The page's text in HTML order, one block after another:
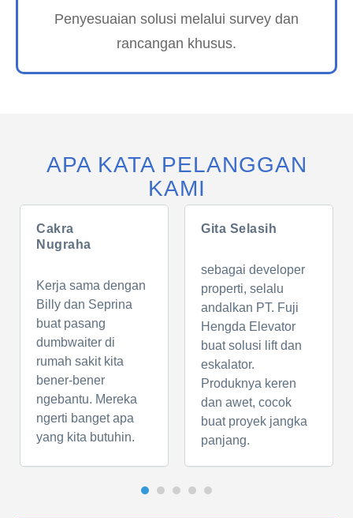
Penyesuaian solusi melalui survey dan
rancangan khusus.
APA KATA PELANGGAN
KAMI
Cakra
Nugraha
Kerja sama dengan
Billy dan Seprina
buat pasang
dumbwaiter di
rumah sakit kita
bener-bener
ngebantu. Mereka
ngerti banget apa
yang kita butuhin.
Gita Selasih
sebagai developer
properti, selalu
andalkan PT. Fuji
Hengda Elevator
buat solusi lift dan
eskalator.
Produknya keren
dan awet, cocok
buat proyek jangka
panjang.